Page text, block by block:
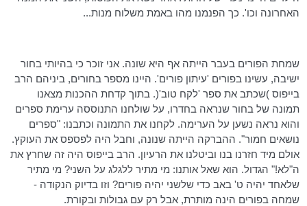
האחרונה וכו'. כך הפנמנו מהו באמת משלוח מנות...
שמחת הפורים בעבר הייתה אף היא שונה. אני זוכר כי בהיותי בחור
ישיבה, עשינו בפורים 'עיתון פורים'. היינו מספר בחורים, ביניהם הרב
בייפוס )שכתב את ספר 'לקח טוב'(. בתוך קדחת ההכנות מצאנו
תמונה של בחור שנראה בחדרו, על שולחנו התנוססה ערימת ספרים
והוא נראה נשען על הערימה. לקחנו את התמונה וכתבנו: "ספרים
נושאים חמור". ההברקה הייתה שנונה, וחבל היה לפספס את העוקץ.
אולם מיד חזרנו בנו וביטלנו את הרעיון. הרב בייפוס היה זה שחרץ את
ה"לא!" הגדול. הוא שאל אותנו: מי מתיר ללגלג על השני? מי מתיר
שלאחד יהיה ט' באב כדי שלשני יהיה פורים? וזו בדיוק הנקודה -
שמחה בפורים הינה מותרת, אבל רק עם גבולות ובקורת.